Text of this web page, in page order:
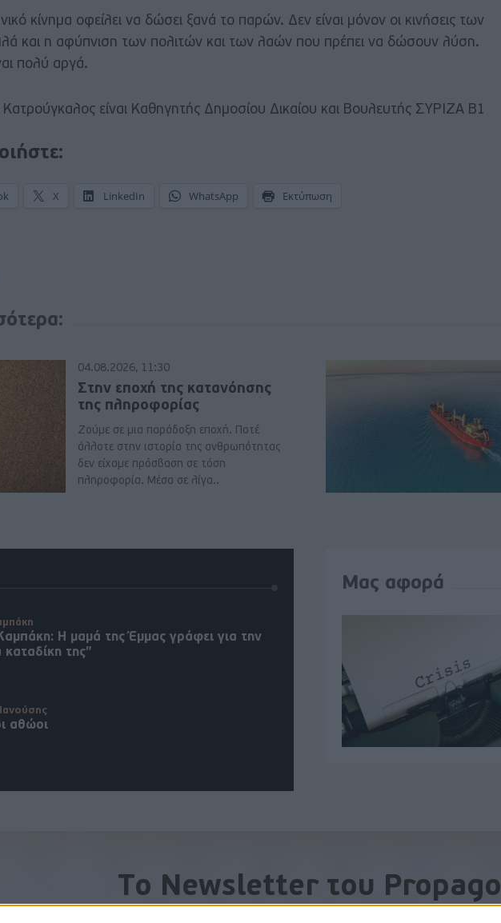
κίνημα οφείλει να δώσει ξανά το παρών. Δεν είναι μόνον οι κινήσεις των
και η αφύπνιση των πολιτών και των λαών που πρέπει να δώσουν λύση.
πολύ αργά.
είναι Καθηγητής Δημοσίου Δικαίου και Βουλευτής ΣΥΡΙΖΑ Β1
X LinkedIn WhatsApp Εκτύπωση
04.08.2026, 11:30
Στην εποχή της κατανόησης
της πληροφορίας
Ζούμε σε μια παράδοξη εποχή. Ποτέ
άλλοτε στην ιστορία της ανθρωπότητας
δεν είχαμε πρόσβαση σε τόση
πληροφορία. Μέσα σε λίγα..
Η μαμά της Έμμας γράφει για την
καταδίκη της”
αθώοι
Μας αφορά
To Newsletter του Propago